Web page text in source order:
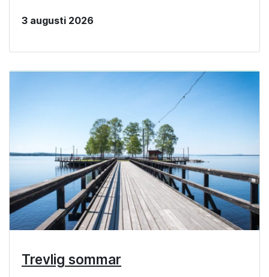
3 augusti 2026
Trevlig sommar